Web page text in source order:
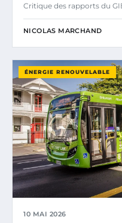
Critique des rapports du
NICOLAS MARCHAND
ÉNERGIE RENOUVELABLE
10 MAI 2026